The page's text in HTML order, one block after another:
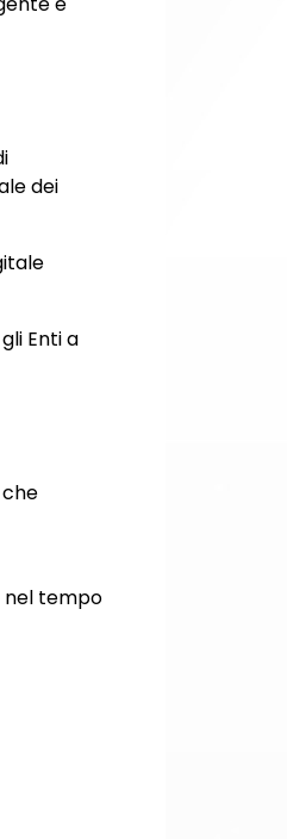
dei
Enti a
che
nel tempo